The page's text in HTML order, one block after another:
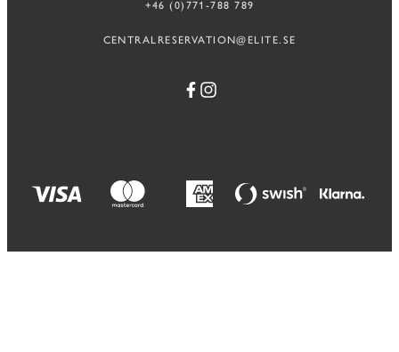
+46 (0)771-788 789
CENTRALRESERVATION@ELITE.SE